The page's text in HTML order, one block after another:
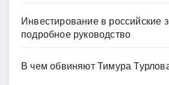
Инвестирование в российские
подробное руководство
В чем обвиняют Тимура